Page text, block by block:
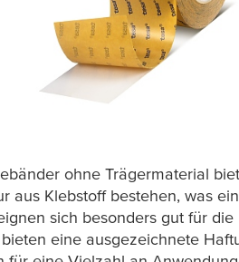
ohne Trägermaterial
aus Klebstoff bestehen, was
sich besonders gut für
eine ausgezeichnete